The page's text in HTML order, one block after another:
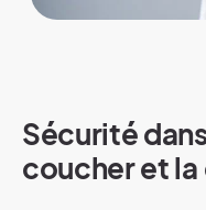
Sécurité
coucher et